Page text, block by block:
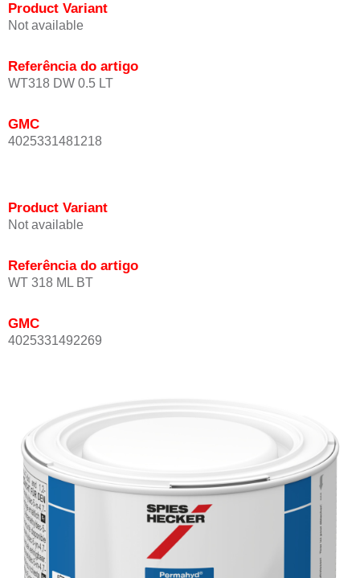
Product Variant
Not available
Referência do artigo
WT318 DW 0.5 LT
GMC
4025331481218
Product Variant
Not available
Referência do artigo
WT 318 ML BT
GMC
4025331492269